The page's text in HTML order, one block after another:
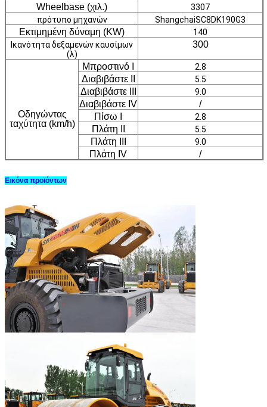
Wheelbase (χιλ.)
3307
πρότυπο μηχανών
ShangchaiSC8DK190G3
Εκτιμημένη δύναμη (KW)
140
Ικανότητα δεξαμενών καυσίμων
(λ)
300
Οδηγώντας
ταχύτητα (km/h)
Μπροστινό Ι 2.8
Διαβιβάστε ΙΙ 5.5
Διαβιβάστε ΙΙΙ 9.0
Διαβιβάστε IV
/
Πίσω Ι
2.8
Πλάτη ΙΙ 5.5
Πλάτη ΙΙΙ 9.0
Πλάτη IV /
Εικόνα προϊόντων